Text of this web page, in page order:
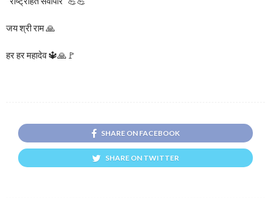
जय श्री राम 🙏
हर हर महादेव 🔱🙏🚩
SHARE ON FACEBOOK
SHARE ON TWITTER